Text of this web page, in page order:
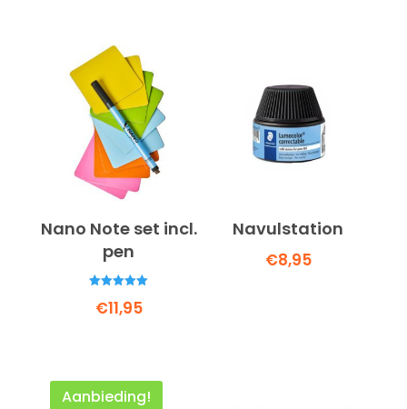
Nano Note set incl.
pen
5.00
uit 5
€11,95
Navulstation
€8,95
Aanbieding!